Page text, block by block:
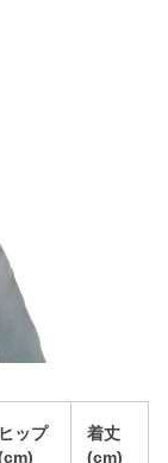
ヒップ
着丈
(cm)